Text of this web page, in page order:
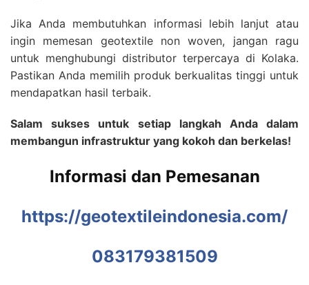
Jika Anda membutuhkan informasi lebih lanjut atau
ingin memesan geotextile non woven, jangan ragu
untuk menghubungi distributor terpercaya di Kolaka.
Pastikan Anda memilih produk berkualitas tinggi untuk
mendapatkan hasil terbaik.
Salam sukses untuk setiap langkah Anda dalam
membangun infrastruktur yang kokoh dan berkelas!
Informasi dan Pemesanan
https://geotextileindonesia.com/
083179381509